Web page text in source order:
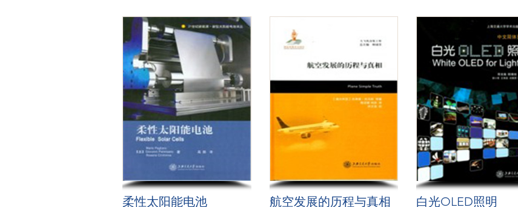
柔性太阳能电池 航空发展的历程与真相 白光OLED照明